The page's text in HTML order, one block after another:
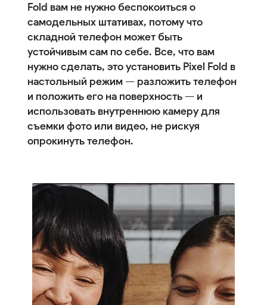
Fold вам не нужно беспокоиться о
самодельных штативах, потому что
складной телефон может быть
устойчивым сам по себе. Все, что вам
нужно сделать, это установить Pixel Fold в
настольный режим — разложить телефон
и положить его на поверхность — и
использовать внутреннюю камеру для
съемки фото или видео, не рискуя
опрокинуть телефон.